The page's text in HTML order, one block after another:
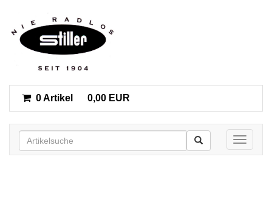
0 Artikel 0,00 EUR
Toggle